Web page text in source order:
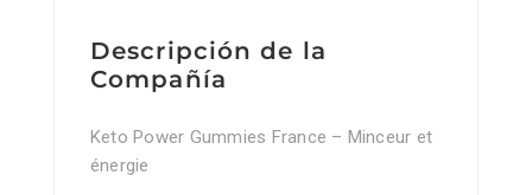
Descripción de la
Compañía
Keto Power Gummies France – Minceur et
énergie